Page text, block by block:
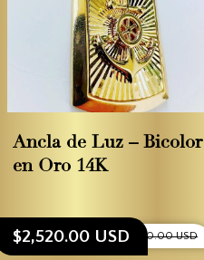
Ancla de Luz – Bicolor
en Oro 14K
$2,520.00 USD$2,800.00 USD